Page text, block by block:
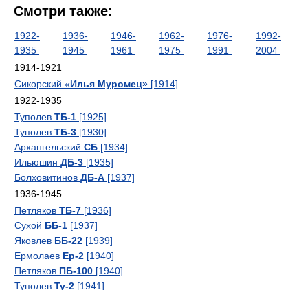
Смотри также:
1922-
1935
1936-
1945
1946-
1961
1962-
1975
1976-
1991
1992-
2004
1914-1921
Сикорский «Илья Муромец» [1914]
1922-1935
Туполев ТБ-1 [1925]
Туполев ТБ-3 [1930]
Архангельский СБ [1934]
Ильюшин ДБ-3 [1935]
Болховитинов ДБ-А [1937]
1936-1945
Петляков ТБ-7 [1936]
Сухой ББ-1 [1937]
Яковлев ББ-22 [1939]
Ермолаев Ер-2 [1940]
Петляков ПБ-100 [1940]
Туполев Ту-2 [1941]